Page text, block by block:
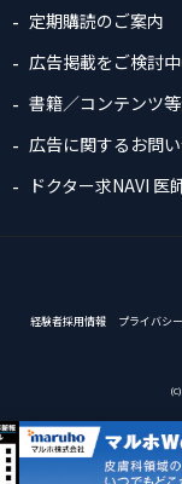
定期購読のご案内
広告掲載をご検討
書籍／コンテンツ
広告に関するお問
ドクター求NAVI 医
経験者採用情報 プライバシ